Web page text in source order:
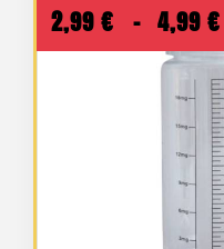
2,99 € – 4,99 €